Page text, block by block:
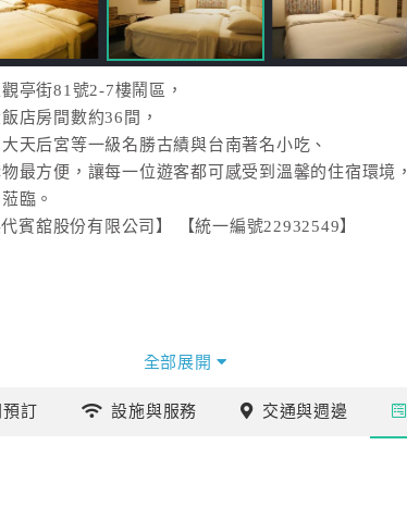
亭街81號2-7樓鬧區，
店房間數約36間，
天后宮等一級名勝古績與台南著名小吃、
最方便，讓每一位遊客都可感受到溫馨的住宿環境，
臨。
賓舘股份有限公司】 【統一編號22932549】
全部展開
預訂 設施與服務 交通與週邊